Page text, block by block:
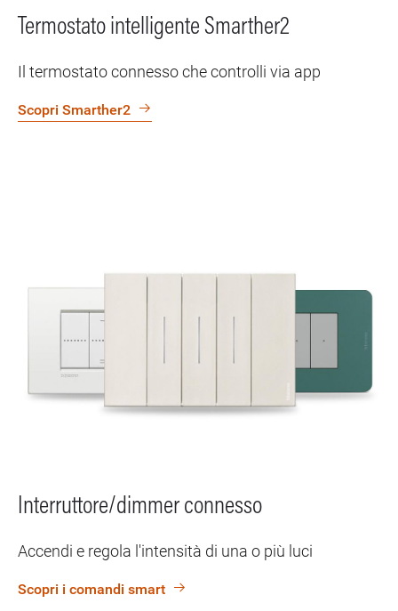
Termostato intelligente Smarther2
Il termostato connesso che controlli via app
Scopri Smarther2
Interruttore/dimmer connesso
Accendi e regola l'intensità di una o più luci
Scopri i comandi smart